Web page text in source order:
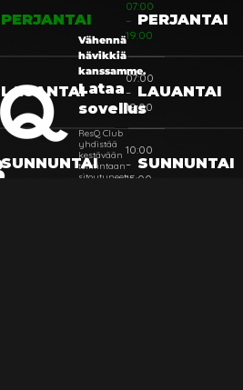
Vähennä
hävikkiä
kanssamme.
Lataa
sovellus
ResQ Club
yhdistää
kestävään
toimintaan
sitoutuneet
PERJANTAI
07:00
–
19:00
LAUANTAI
07:00
–
19:00
SUNNUNTAI
10:00
–
15:00
PERJANTAI
LAUANTAI
SUNNUNTAI